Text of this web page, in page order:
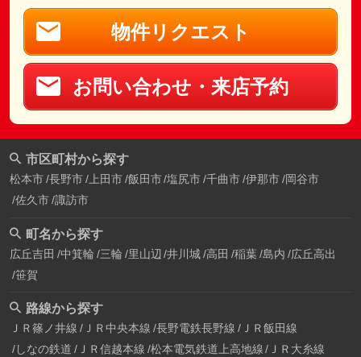
物件リクエスト
お問い合わせ・来店予約
市区町村から探す
松本市 長野市 上田市 飯田市 塩尻市 千曲市 伊那市 岡谷市
佐久市 諏訪市
町名から探す
広丘吉田 中箕輪 三輪 里山辺 井川城 高田 稲葉 島内 広丘高出
笹賀
路線から探す
ＪＲ篠ノ井線 ＪＲ中央本線 長野電鉄長野線 ＪＲ飯田線
しなの鉄道 ＪＲ信越本線 松本電気鉄道上高地線
ＪＲ大糸線